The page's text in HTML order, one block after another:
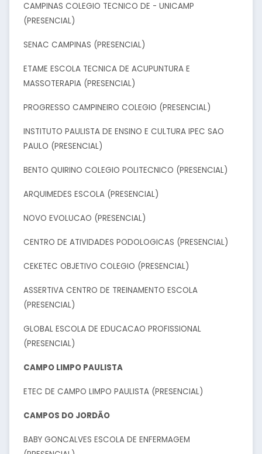
CAMPINAS COLEGIO TECNICO DE - UNICAMP
(PRESENCIAL)
SENAC CAMPINAS (PRESENCIAL)
ETAME ESCOLA TECNICA DE ACUPUNTURA E
MASSOTERAPIA (PRESENCIAL)
PROGRESSO CAMPINEIRO COLEGIO (PRESENCIAL)
INSTITUTO PAULISTA DE ENSINO E CULTURA IPEC SAO
PAULO (PRESENCIAL)
BENTO QUIRINO COLEGIO POLITECNICO (PRESENCIAL)
ARQUIMEDES ESCOLA (PRESENCIAL)
NOVO EVOLUCAO (PRESENCIAL)
CENTRO DE ATIVIDADES PODOLOGICAS (PRESENCIAL)
CEKETEC OBJETIVO COLEGIO (PRESENCIAL)
ASSERTIVA CENTRO DE TREINAMENTO ESCOLA
(PRESENCIAL)
GLOBAL ESCOLA DE EDUCACAO PROFISSIONAL
(PRESENCIAL)
CAMPO LIMPO PAULISTA
ETEC DE CAMPO LIMPO PAULISTA (PRESENCIAL)
CAMPOS DO JORDÃO
BABY GONCALVES ESCOLA DE ENFERMAGEM